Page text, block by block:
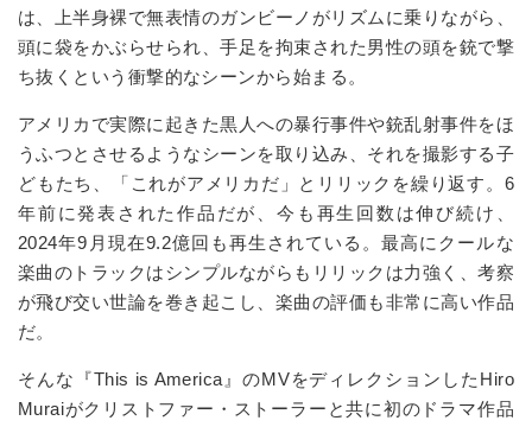
は、上半身裸で無表情のガンビーノがリズムに乗りながら、
頭に袋をかぶらせられ、手足を拘束された男性の頭を銃で撃
ち抜くという衝撃的なシーンから始まる。
アメリカで実際に起きた黒人への暴行事件や銃乱射事件をほ
うふつとさせるようなシーンを取り込み、それを撮影する子
どもたち、「これがアメリカだ」とリリックを繰り返す。 6
年前に発表された作品だが、今も再生回数は伸び続け、
2024年9 月現在9.2億回も再生されている。最高にクールな
楽曲のトラックはシンプルながらもリリックは力強く、考察
が飛び交い世論を巻き起こし、楽曲の評価も非常に高い作品
だ。
そんな『This is America 』のMVをディレクションした Hiro
Muraiがクリストファー・ストーラーと共に初のドラマ作品